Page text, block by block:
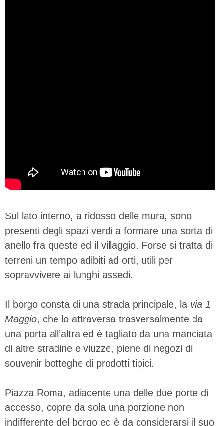
Sul lato interno, a ridosso delle mura, sono
presenti degli spazi verdi a formare una sorta di
anello fra queste ed il villaggio. Forse si tratta di
terreni un tempo adibiti ad orti, utili per
sopravvivere ai lunghi assedi.
Il borgo consta di una strada principale, la via 1
Maggio, che lo attraversa trasversalmente da
una porta all’altra ed è tagliato da una manciata
di altre stradine e viuzze, piene di negozi di
souvenir botteghe di prodotti tipici.
Piazza Roma, adiacente una delle due porte di
accesso, copre da sola una porzione non
indifferente del borgo ed è da considerarsi il suo